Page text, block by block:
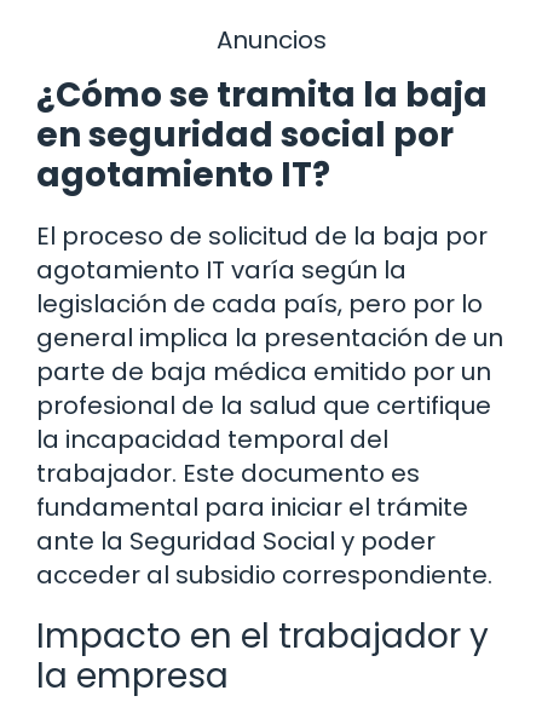
Anuncios
¿Cómo se tramita la baja
en seguridad social por
agotamiento IT?
El proceso de solicitud de la baja por
agotamiento IT varía según la
legislación de cada país, pero por lo
general implica la presentación de un
parte de baja médica emitido por un
profesional de la salud que certifique
la incapacidad temporal del
trabajador. Este documento es
fundamental para iniciar el trámite
ante la Seguridad Social y poder
acceder al subsidio correspondiente.
Impacto en el trabajador y
la empresa